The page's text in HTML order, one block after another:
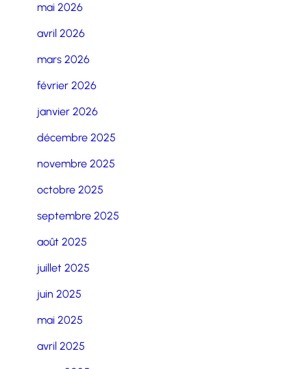
mai 2026
avril 2026
mars 2026
février 2026
janvier 2026
décembre 2025
novembre 2025
octobre 2025
septembre 2025
août 2025
juillet 2025
juin 2025
mai 2025
avril 2025